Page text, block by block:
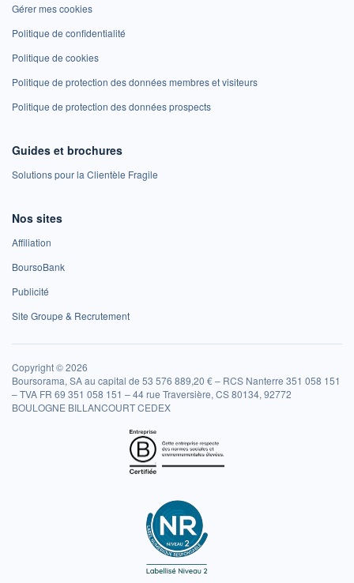
Gérer mes cookies
Politique de confidentialité
Politique de cookies
Politique de protection des données membres et visiteurs
Politique de protection des données prospects
Guides et brochures
Solutions pour la Clientèle Fragile
Nos sites
Affiliation
BoursoBank
Publicité
Site Groupe & Recrutement
Copyright © 2026
Boursorama, SA au capital de 53 576 889,20 € – RCS Nanterre 351 058 151
– TVA FR 69 351 058 151 – 44 rue Traversière, CS 80134, 92772
BOULOGNE BILLANCOURT CEDEX